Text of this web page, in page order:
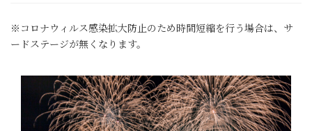
※コロナウィルス感染拡大防止のため時間短縮を行う場合は、サ
ードステージが無くなります。